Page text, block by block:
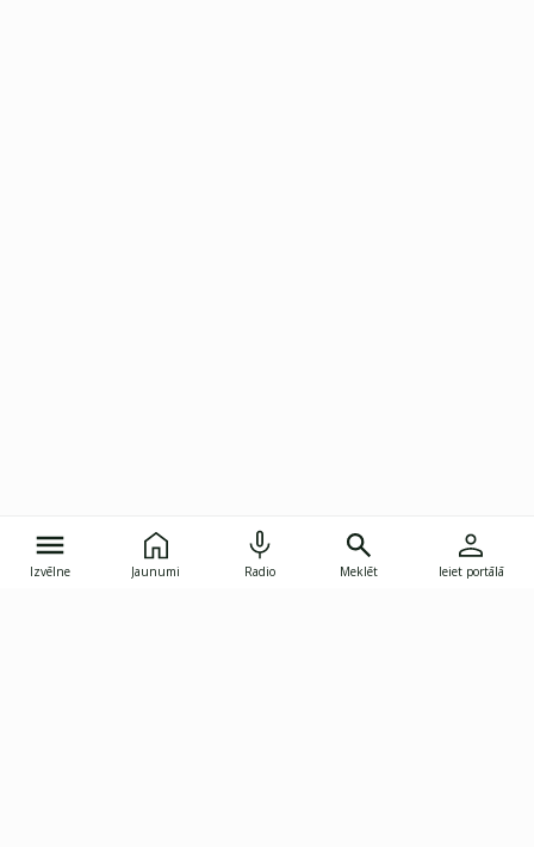
Izvēlne Jaunumi Radio Meklēt Ieiet portālā